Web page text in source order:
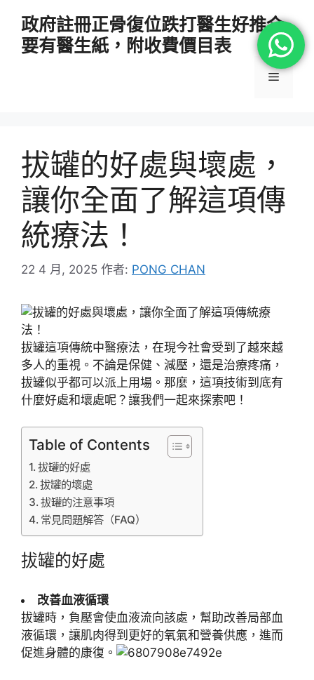
政府註冊正骨復位跌打醫生好推介
要有醫生紙，附收費價目表
選
拔罐的好處與壞處，
讓你全面了解這項傳
統療法！
22 4 月, 2025 作者: PONG CHAN
拔罐這項傳統中醫療法，在現今社會受到了越來越
多人的重視。不論是保健、減壓，還是治療疼痛，
拔罐似乎都可以派上用場。那麼，這項技術到底有
什麼好處和壞處呢？讓我們一起來探索吧！
Table of Contents
拔罐的好處
拔罐的壞處
拔罐的注意事項
常見問題解答（FAQ）
拔罐的好處
改善血液循環
拔罐時，負壓會使血液流向該處，幫助改善局部血
液循環，讓肌肉得到更好的氧氣和營養供應，進而
促進身體的康復。